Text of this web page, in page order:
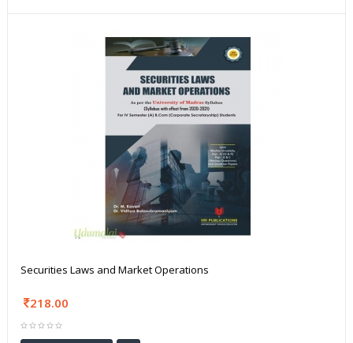
Securities Laws and Market Operations
218.00